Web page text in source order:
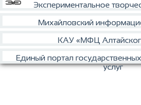
Экспериментальное
Михайловский
КАУ «МФЦ
Единый портал
услуг